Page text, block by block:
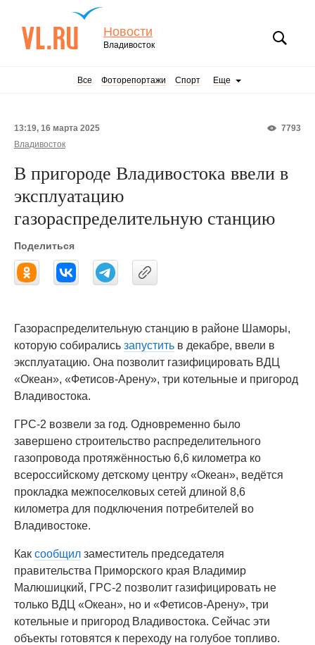
Новости
Владивосток
Все Фоторепортажи Спорт Еще
7793
13:19, 16 марта 2025
Владивосток
В пригороде Владивостока ввели в
эксплуатацию
газораспределительную станцию
Поделиться
Газораспределительную станцию в районе Шаморы,
которую собирались запустить в декабре, ввели в
эксплуатацию. Она позволит газифицировать ВДЦ
«Океан», «Фетисов-Арену», три котельные и пригород
Владивостока.
ГРС-2 возвели за год. Одновременно было
завершено строительство распределительного
газопровода протяжённостью 6,6 километра ко
всероссийскому детскому центру «Океан», ведётся
прокладка межпоселковых сетей длиной 8,6
километра для подключения потребителей во
Владивостоке.
Как сообщил заместитель председателя
правительства Приморского края Владимир
Малюшицкий, ГРС-2 позволит газифицировать не
только ВДЦ «Океан», но и «Фетисов-Арену», три
котельные и пригород Владивостока. Сейчас эти
объекты готовятся к переходу на голубое топливо.